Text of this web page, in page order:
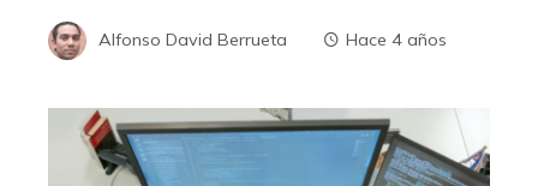
Alfonso David Berrueta Hace 4 años